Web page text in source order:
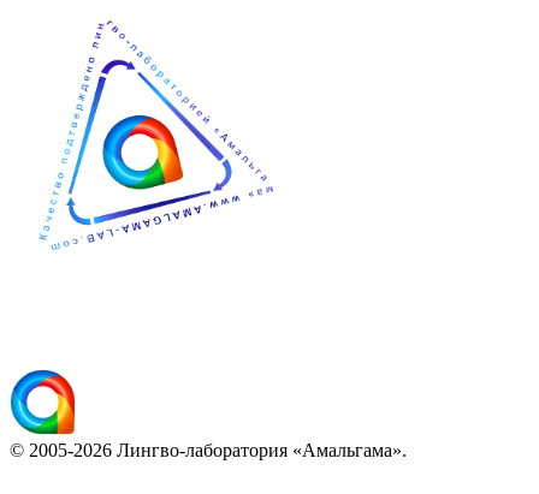
© 2005-2026 Лингво-лаборатория «Амальгама».